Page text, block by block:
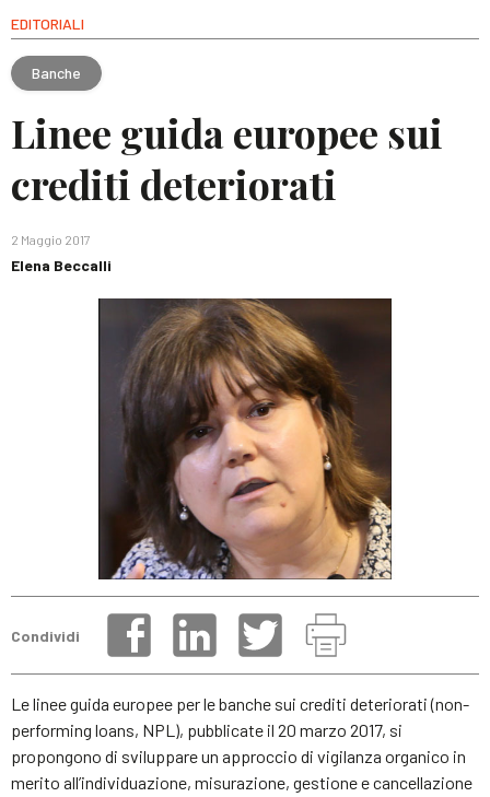
EDITORIALI
Banche
Linee guida europee sui
crediti deteriorati
2 Maggio 2017
Elena Beccalli
Condividi
Le linee guida europee per le banche sui crediti deteriorati (non-
performing loans, NPL), pubblicate il 20 marzo 2017, si
propongono di sviluppare un approccio di vigilanza organico in
merito all’individuazione, misurazione, gestione e cancellazione